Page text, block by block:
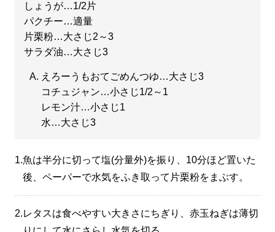
しょうが…1/2片
パクチー…適量
片栗粉…大さじ2～3
サラダ油…大さじ3
えろーうもおてごめんつゆ…大さじ3
コチュジャン…小さじ1/2～1
レモン汁…小さじ1
水…大さじ3
1.魚は半分に切って塩(分量外)を振り、10分ほど置いた
後、ペーパーで水気をふき取って片栗粉をまぶす。
2.レタスは食べやすい大きさにちぎり、赤玉ねぎは薄切